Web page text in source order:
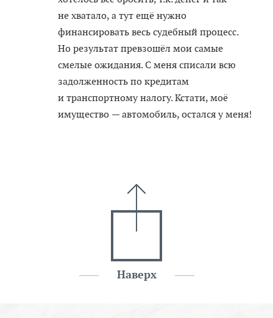
не хватало, а тут ещё нужно
финансировать весь судебный процесс.
Но результат превзошёл мои самые
смелые ожидания. С меня списали всю
задолженность по кредитам
и транспортному налогу. Кстати, моё
имущество — автомобиль, остался у меня!
Наверх